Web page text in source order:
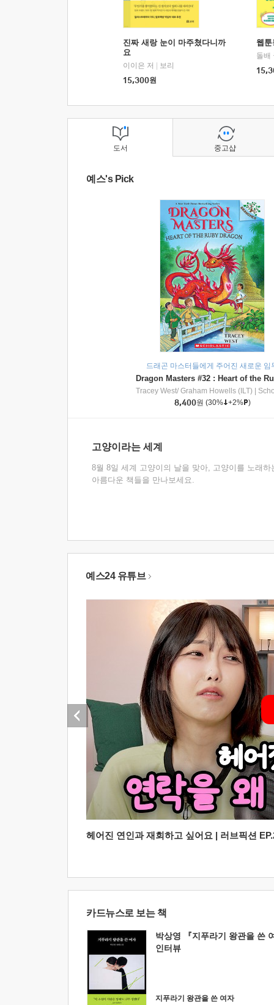
진짜 새랑 눈이 마주쳤다니까
요
이이은 저
보리
15,300원
웹
돌배
도서
예스's Pick
드래곤 마스터들에게 주어진 새로운 임
Tracey West/ Graham Howells (ILT)
8,400원 (30% +2% )
고양이라는 세계
8월 8일 세계 고양이의 날을 맞아, 고양이를 노래하
아름다운 책들을 만나보세요.
중고샵
예스24 유튜브
헤어진 연인과 재회하고 싶어요 | 러브픽션
카드뉴스로 보는 책
박상영 『지푸라기 왕관을 쓴
인터뷰
지푸라기 왕관을 쓴 여자